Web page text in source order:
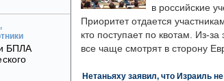
,
БПЛА
в российские
Приоритет отдается
кто поступает по квотам. Из-за
все чаще смотрят в сторону
Нетаньяху заявил, что Израиль